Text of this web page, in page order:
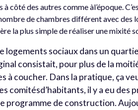
côté des autres comme àl’époque.
de chambres différent avec des
la plus simple de réaliser une mixité
logements sociaux dans un
consistait, pour plus de la
à coucher. Dans la pratique, ça
comitésd’habitants, il y a eu
programme de construction.